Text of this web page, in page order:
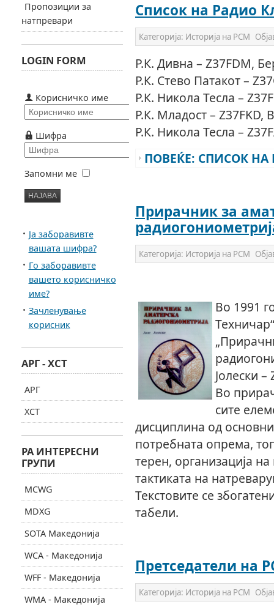
Список на Радио
Категорија: Историја на РСМ
Р.К. Дивна – Z37FDM,
Р.К. Стево Патакот –
Р.К. Никола Тесла –
Р.К. Младост – Z37FKD,
Р.К. Никола Тесла –
ПОВЕЌЕ: СПИСОК НА
Прирачник за
Категорија: Историја на РСМ
Во 1991
Јолески –
Во
сите
дисциплина од
потребната опрема,
терен, организација
тактиката на
Текстовите се
табели.
Претседатели на
Категорија: Историја на РСМ
Пропозиции за
натпревари
LOGIN FORM
Корисничко име
Шифра
Запомни ме
Ја заборавивте
вашата шифра?
Го заборавивте
вашето корисничко
име?
Зачленување
корисник
АРГ - ХСТ
АРГ
ХСТ
РА ИНТЕРЕСНИ
ГРУПИ
MCWG
MDXG
SOTA Македонија
WCA - Македонија
WFF - Македонија
WMA - Македонија